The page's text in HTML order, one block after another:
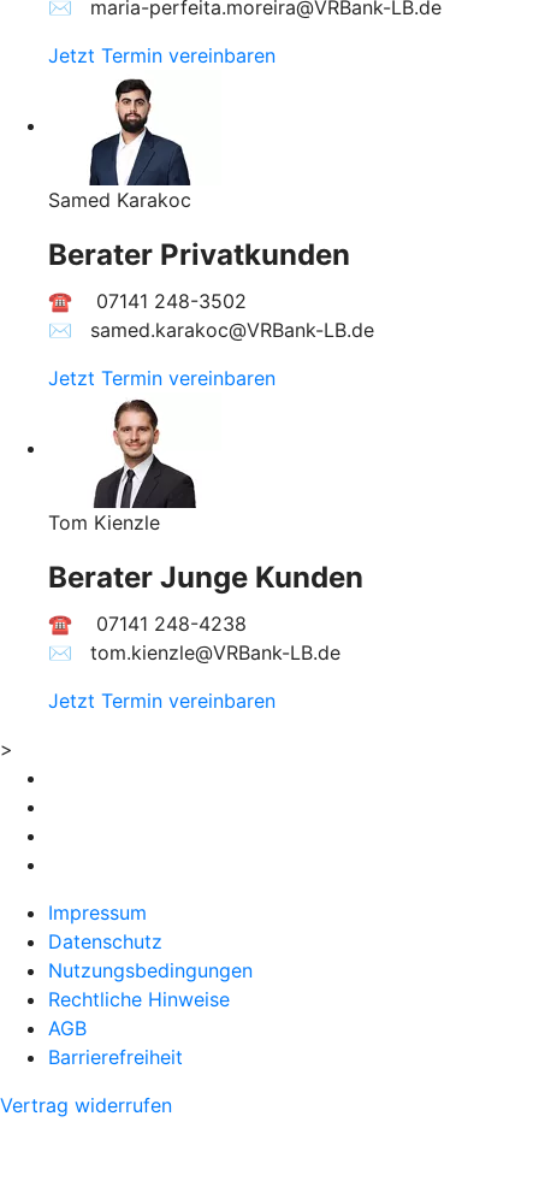
✉︎ maria-perfeita.moreira@VRBank-LB.de
Jetzt Termin vereinbaren
Samed Karakoc
Berater Privatkunden
☎ 07141 248-3502
✉︎ samed.karakoc@VRBank-LB.de
Jetzt Termin vereinbaren
Tom Kienzle
Berater Junge Kunden
☎ 07141 248-4238
✉︎ tom.kienzle@VRBank-LB.de
Jetzt Termin vereinbaren
>
Impressum
Datenschutz
Nutzungsbedingungen
Rechtliche Hinweise
AGB
Barrierefreiheit
Vertrag widerrufen